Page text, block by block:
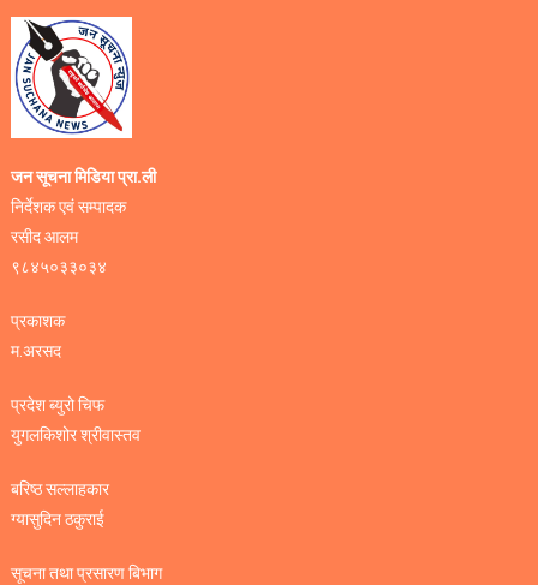
जन सूचना मिडिया प्रा.ली
निर्देशक एवं सम्पादक
रसीद आलम
९८४५०३३०३४
प्रकाशक
म.अरसद
प्रदेश ब्युरो चिफ
युगलकिशोर श्रीवास्तव
बरिष्ठ सल्लाहकार
ग्यासुदिन ठकुराई
सूचना तथा प्रसारण बिभाग